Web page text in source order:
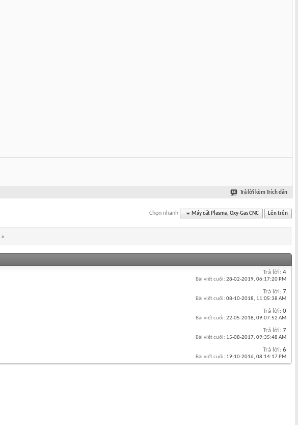
Trả lời kèm Trích dẫn
Chọn nhanh Máy cắt Plasma, Oxy-Gas CNC Lên trên
»
Trả lời: 4
Bài viết cuối: 28-02-2019, 06:17:20 PM
Trả lời: 7
Bài viết cuối: 08-10-2018, 11:05:38 AM
Trả lời: 0
Bài viết cuối: 22-05-2018, 09:07:52 AM
Trả lời: 7
Bài viết cuối: 15-08-2017, 09:35:48 AM
Trả lời: 6
Bài viết cuối: 19-10-2016, 08:14:17 PM